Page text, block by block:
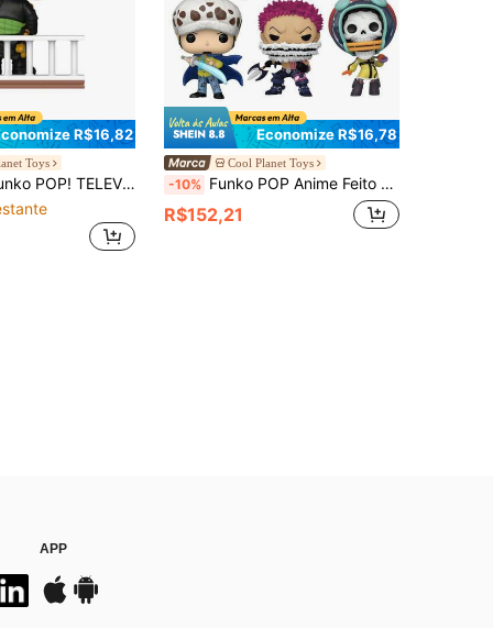
R$16,82
Toys
- Ideia para Presente - Produtos Oficiais - Vídeo para Fãs - Figura Modelo para Colecionadores e Exibição
Economize R$16,78
Cool Planet Toys
-10% Funko POP Anime Feito à Mão: Série One Piece: Nico Robin, Katakuri, Nami, Law com Anestesia Azul, Brook (Ovo) - Ideia de Presente - Mercadoria Oficial - Fãs de Esportes - Figura de Modelo para Colecionadores
R$152,21
APP